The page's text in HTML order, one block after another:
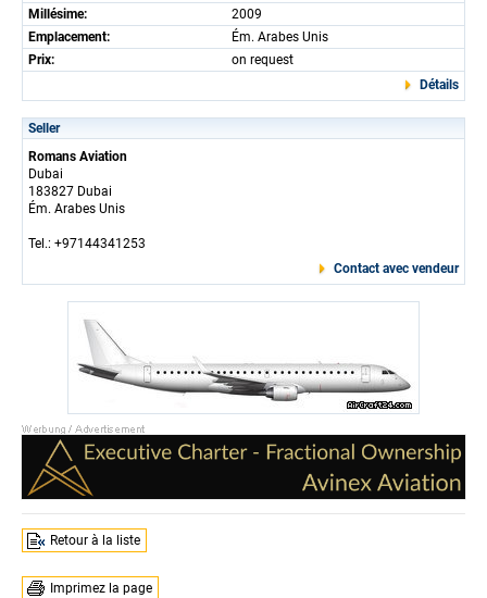
Millésime:
2009
Emplacement:
Ém. Arabes Unis
Prix:
on request
Détails
Seller
Romans Aviation
Dubai
183827 Dubai
Ém. Arabes Unis
Tel.: +97144341253
Contact avec vendeur
Retour à la liste
Imprimez la page